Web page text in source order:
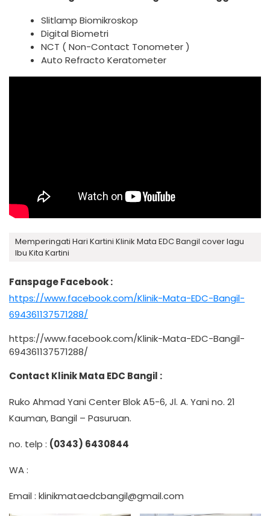
Slitlamp Biomikroskop
Digital Biometri
NCT ( Non-Contact Tonometer )
Auto Refracto Keratometer
Memperingati Hari Kartini Klinik Mata EDC Bangil cover lagu
Ibu Kita Kartini
Fanspage Facebook :
https://www.facebook.com/Klinik-Mata-EDC-Bangil-
694361137571288/
https://www.facebook.com/Klinik-Mata-EDC-Bangil-
694361137571288/
Contact Klinik Mata EDC Bangil :
Ruko Ahmad Yani Center Blok A5-6, Jl. A. Yani no. 21
Kauman, Bangil – Pasuruan.
no. telp : (0343) 6430844
WA :
Email : klinikmataedcbangil@gmail.com